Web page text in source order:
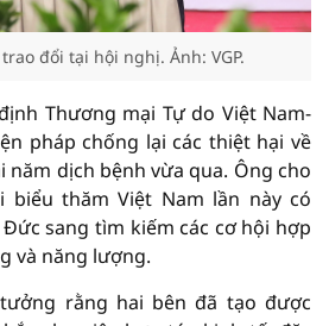
đổi tại hội nghị. Ảnh: VGP.
Thương mại Tự do Việt Nam-
pháp chống lại các thiệt hại về
dịch bệnh vừa qua. Ông cho
biểu thăm Việt Nam lần này có
sang tìm kiếm các cơ hội hợp
và năng lượng.
rằng hai bên đã tạo được